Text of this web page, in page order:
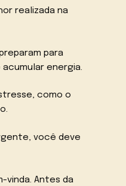
realizada na
para
energia.
como o
você deve
vinda. Antes da